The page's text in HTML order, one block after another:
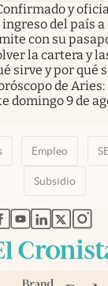
y
del país
con su
la cartera y
sirve y por qué
de
domingo 9 de
Empleo
Subsidio
abre en nueva
abre en nueva
abre en
abre